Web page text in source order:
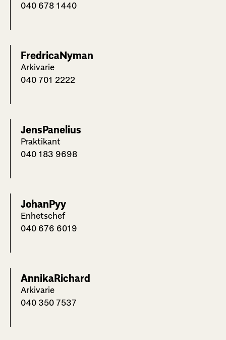
040 678 1440
FredricaNyman
Arkivarie
040 701 2222
JensPanelius
Praktikant
040 183 9698
JohanPyy
Enhetschef
040 676 6019
AnnikaRichard
Arkivarie
040 350 7537